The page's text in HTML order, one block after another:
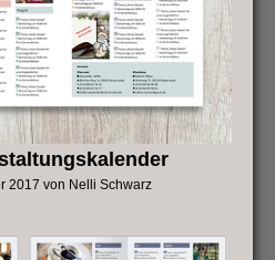
2017 von Nelli Schwarz